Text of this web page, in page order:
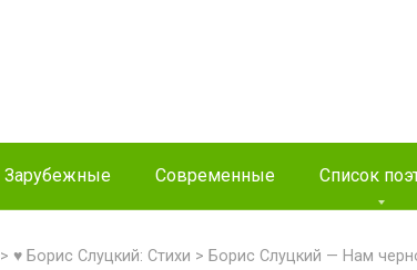
Зарубежные Современные Список
> ♥ Борис Слуцкий: Стихи > Борис Слуцкий — Нам